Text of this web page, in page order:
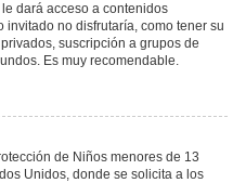
dará acceso a contenidos
no disfrutaría, como tener su
suscripción a grupos de
Es muy recomendable.
de Niños menores de 13
Unidos, donde se solicita a los